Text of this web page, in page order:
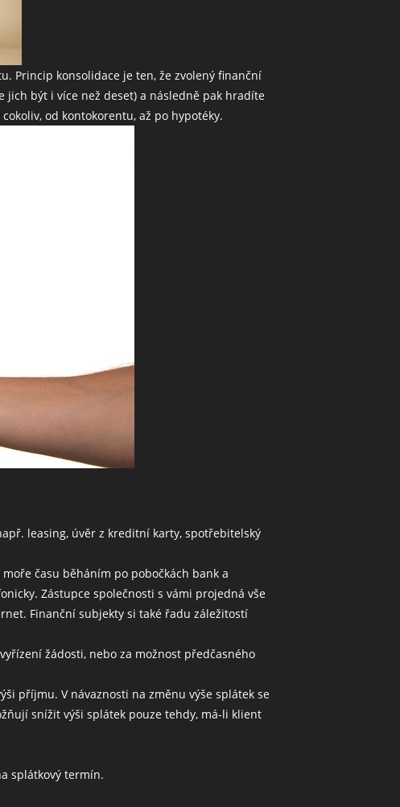
Princip konsolidace je ten, že zvolený finanční
jich být i více než deset) a následně pak hradíte
od kontokorentu, až po hypotéky.
leasing, úvěr z kreditní karty, spotřebitelský
času běháním po pobočkách bank a
Zástupce společnosti s vámi projedná vše
Finanční subjekty si také řadu záležitostí
žádosti, nebo za možnost předčasného
příjmu. V návaznosti na změnu výše splátek se
snížit výši splátek pouze tehdy, má-li klient
splátkový termín.